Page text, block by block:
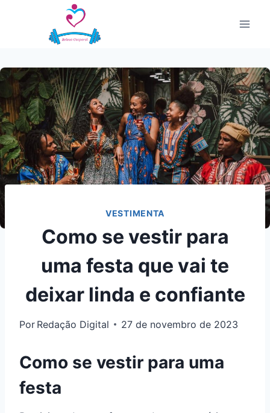
VESTIMENTA
Como se vestir para
uma festa que vai te
deixar linda e confiante
Por Redação Digital 27 de novembro de 2023
Como se vestir para uma
festa